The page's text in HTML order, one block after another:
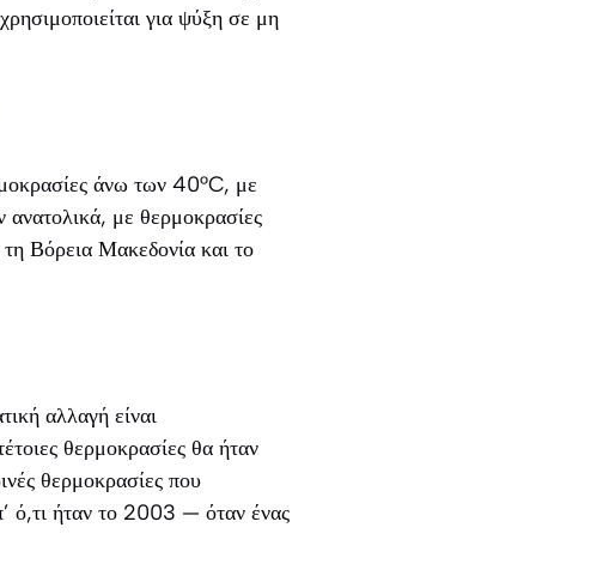
για ψύξη σε μη
άνω των 40°C, με
με θερμοκρασίες
Βόρεια Μακεδονία και το
αλλαγή είναι
θερμοκρασίες θα ήταν
θερμοκρασίες που
ό,τι ήταν το 2003 — όταν ένας